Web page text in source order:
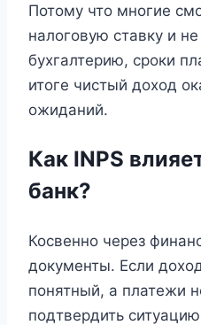
Потому что многие
налоговую ставку и
бухгалтерию, сроки
итоге чистый доход
ожиданий.
Как INPS
банк?
Косвенно через
документы. Если
понятный, а платежи
подтвердить